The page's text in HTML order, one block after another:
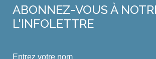
ABONNEZ-VOUS À
L'INFOLETTRE